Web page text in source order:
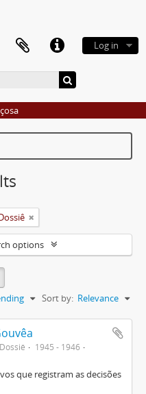
Log in
options
Sort by: Relevance
Dossiê
1945 - 1946
que registram as decisões